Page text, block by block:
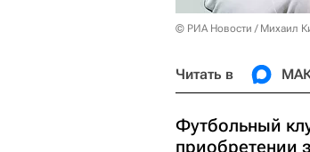
© РИА Новости / Михаил
Читать в
Футбольный
приобретении